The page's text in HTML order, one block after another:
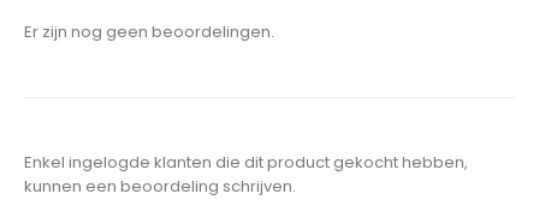
Er zijn nog geen beoordelingen.
Enkel ingelogde klanten die dit product gekocht hebben,
kunnen een beoordeling schrijven.